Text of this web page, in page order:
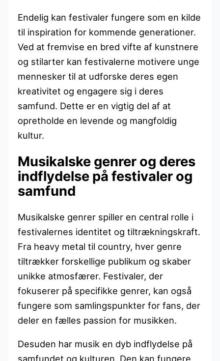
Endelig kan festivaler fungere som en kilde
til inspiration for kommende generationer.
Ved at fremvise en bred vifte af kunstnere
og stilarter kan festivalerne motivere unge
mennesker til at udforske deres egen
kreativitet og engagere sig i deres
samfund. Dette er en vigtig del af at
opretholde en levende og mangfoldig
kultur.
Musikalske genrer og deres
indflydelse på festivaler og
samfund
Musikalske genrer spiller en central rolle i
festivalernes identitet og tiltrækningskraft.
Fra heavy metal til country, hver genre
tiltrækker forskellige publikum og skaber
unikke atmosfærer. Festivaler, der
fokuserer på specifikke genrer, kan også
fungere som samlingspunkter for fans, der
deler en fælles passion for musikken.
Desuden har musik en dyb indflydelse på
samfundet og kulturen. Den kan fungere